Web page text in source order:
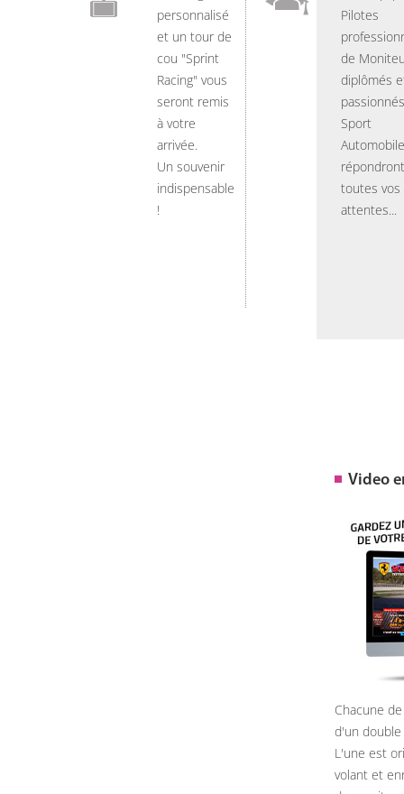
personnalisé
et un tour de
cou "Sprint
Racing" vous
seront remis
à votre
arrivée.
Un souvenir
indispensable
!
Pilotes
de
diplômés
Sport
Automobile
toutes vos
attentes...
Video
Chacune
d'un
L'une est
volant et